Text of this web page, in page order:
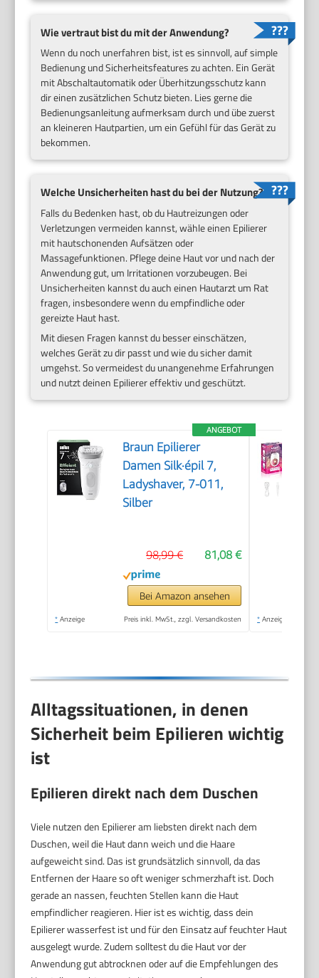
Wie vertraut bist du mit der Anwendung?
Wenn du noch unerfahren bist, ist es sinnvoll, auf simple
Bedienung und Sicherheitsfeatures zu achten. Ein Gerät
mit Abschaltautomatik oder Überhitzungsschutz kann
dir einen zusätzlichen Schutz bieten. Lies gerne die
Bedienungsanleitung aufmerksam durch und übe zuerst
an kleineren Hautpartien, um ein Gefühl für das Gerät zu
bekommen.
Welche Unsicherheiten hast du bei der Nutzung?
Falls du Bedenken hast, ob du Hautreizungen oder
Verletzungen vermeiden kannst, wähle einen Epilierer
mit hautschonenden Aufsätzen oder
Massagefunktionen. Pflege deine Haut vor und nach der
Anwendung gut, um Irritationen vorzubeugen. Bei
Unsicherheiten kannst du auch einen Hautarzt um Rat
fragen, insbesondere wenn du empfindliche oder
gereizte Haut hast.
Mit diesen Fragen kannst du besser einschätzen,
welches Gerät zu dir passt und wie du sicher damit
umgehst. So vermeidest du unangenehme Erfahrungen
und nutzt deinen Epilierer effektiv und geschützt.
ANGEBOT
Braun Epilierer
Damen Silk·épil 7,
Ladyshaver, 7-011,
Silber
81,08 €
98,99 €
Bei Amazon ansehen
* Anzeige Preis inkl. MwSt., zzgl. Versandkosten * Anzeige
Alltagssituationen, in denen
Sicherheit beim Epilieren wichtig
ist
Epilieren direkt nach dem Duschen
Viele nutzen den Epilierer am liebsten direkt nach dem
Duschen, weil die Haut dann weich und die Haare
aufgeweicht sind. Das ist grundsätzlich sinnvoll, da das
Entfernen der Haare so oft weniger schmerzhaft ist. Doch
gerade an nassen, feuchten Stellen kann die Haut
empfindlicher reagieren. Hier ist es wichtig, dass dein
Epilierer wasserfest ist und für den Einsatz auf feuchter Haut
ausgelegt wurde. Zudem solltest du die Haut vor der
Anwendung gut abtrocknen oder auf die Empfehlungen des